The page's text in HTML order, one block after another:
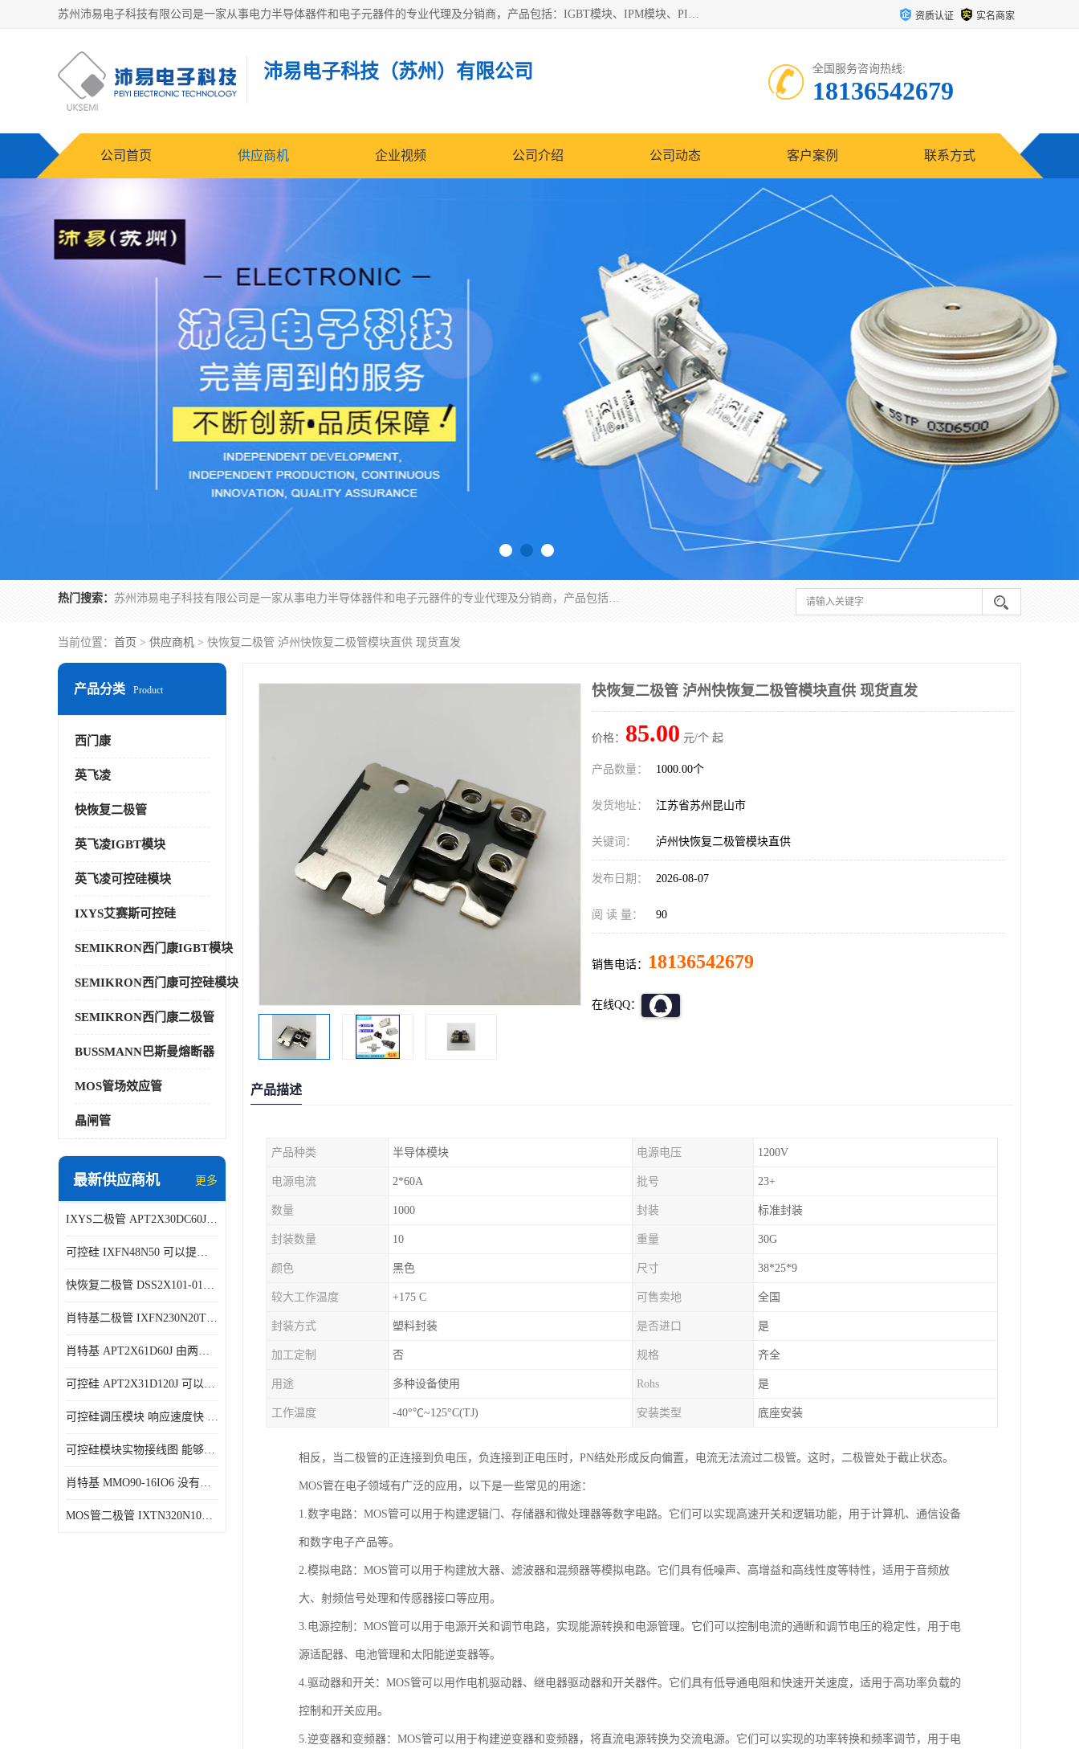
苏州沛易电子科技有限公司是一家从事电力半导体器件和电子元器件的专业代理及分销商，产品包括：IGBT模块、IPM模块、PIM模块、二极管、三极管、可控硅、整流桥、IGBT单管、IGBT电路驱动板、GTR达林顿模块、快恢复二极管、肖特基二极管、熔断器、IC集成电路、快速熔断器等。 资质认证 实名商家
沛易电子科技（苏州）有限公司 全国服务咨询热线:
18136542679
公司首页 供应商机 企业视频 公司介绍 公司动态 客户案例 联系方式
热门搜索： 苏州沛易电子科技有限公司是一家从事电力半导体器件和电子元器件的专业代理及分销商，产品包括：IGBT模块、IPM模块、PIM模块、二极管、三极管、可控硅、整流桥、IGBT单管、IGBT电路驱动板、GTR达林顿模块、快恢复二极管、肖特基二极管、熔断器、IC集成电路、快速熔断器等。
当前位置： 首页 > 供应商机 > 快恢复二极管 泸州快恢复二极管模块直供 现货直发
产品分类 Product
西门康
英飞凌
快恢复二极管
英飞凌IGBT模块
英飞凌可控硅模块
IXYS艾赛斯可控硅
SEMIKRON西门康IGBT模块
SEMIKRON西门康可控硅模块
SEMIKRON西门康二极管
BUSSMANN巴斯曼熔断器
MOS管场效应管
晶闸管
最新供应商机 更多
IXYS二极管 APT2X30DC60J 结构简单
可控硅 IXFN48N50 可以提供稳定的电压输出
快恢复二极管 DSS2X101-015A 具有较高的可靠性
肖特基二极管 IXFN230N20T 可以提供稳定的电压输出
肖特基 APT2X61D60J 由两个半导体材料组成
可控硅 APT2X31D120J 可以提供稳定的电压输出
可控硅调压模块 响应速度快 可控性强
可控硅模块实物接线图 能够减少能量损耗 响应速度快
肖特基 MMO90-16IO6 没有机械移动部件
MOS管二极管 IXTN320N10T 由两个半导体材料组成
快恢复二极管 泸州快恢复二极管模块直供 现货直发
价格： 85.00 元/个 起
产品数量： 1000.00个
发货地址： 江苏省苏州昆山市
关键词： 泸州快恢复二极管模块直供
发布日期： 2026-08-07
阅 读 量： 90
销售电话： 18136542679
在线QQ：
产品描述
产品种类 半导体模块 电源电压 1200V
电源电流 2*60A 批号 23+
数量 1000 封装 标准封装
封装数量 10 重量 30G
颜色 黑色 尺寸 38*25*9
较大工作温度 +175 C 可售卖地 全国
封装方式 塑料封装 是否进口 是
加工定制 否 规格 齐全
用途 多种设备使用 Rohs 是
工作温度 -40°℃~125°C(TJ) 安装类型 底座安装
相反，当二极管的正连接到负电压，负连接到正电压时，PN结处形成反向偏置，电流无法流过二极管。这时，二极管处于截止状态。
MOS管在电子领域有广泛的应用，以下是一些常见的用途：
1.数字电路：MOS管可以用于构建逻辑门、存储器和微处理器等数字电路。它们可以实现高速开关和逻辑功能，用于计算机、通信设备
和数字电子产品等。
2.模拟电路：MOS管可以用于构建放大器、滤波器和混频器等模拟电路。它们具有低噪声、高增益和高线性度等特性，适用于音频放
大、射频信号处理和传感器接口等应用。
3.电源控制：MOS管可以用于电源开关和调节电路，实现能源转换和电源管理。它们可以控制电流的通断和调节电压的稳定性，用于电
源适配器、电池管理和太阳能逆变器等。
4.驱动器和开关：MOS管可以用作电机驱动器、继电器驱动器和开关器件。它们具有低导通电阻和快速开关速度，适用于高功率负载的
控制和开关应用。
5.逆变器和变频器：MOS管可以用于构建逆变器和变频器，将直流电源转换为交流电源。它们可以实现的功率转换和频率调节，用于电